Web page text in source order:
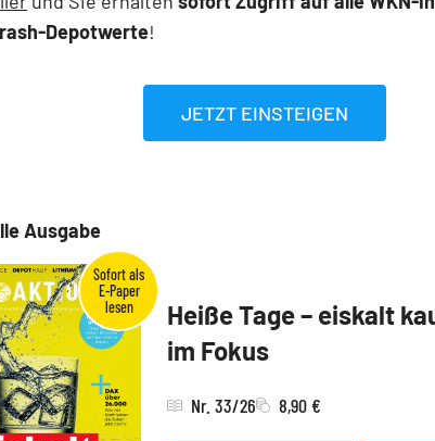
Depotwerte!
JETZT EINSTEIGEN
Ausgabe
Heiße Tage – eiskalt
im Fokus
Nr. 33/26 8,90 €